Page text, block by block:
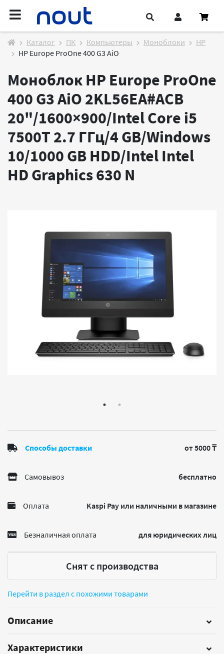
Каталог ПК Компьютеры Моноблоки
HP
HP Europe ProOne 400 G3 AiO
Моноблок HP Europe ProOne
400 G3 AiO 2KL56EA#ACB
20"/1600×900/Intel Core i5
7500T 2.7 ГГц/4 GB/Windows
10/1000 GB HDD/Intel Intel
HD Graphics 630 N
Способы доставки от 5000 ₸
Самовывоз бесплатно
Оплата Kaspi Pay или наличными в магазине
Безналичная оплата для юридических лиц
Снят с производства
Перейти в раздел с похожими товарами
Описание
Характеристики